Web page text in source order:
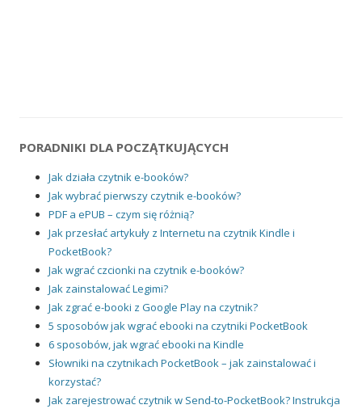
PORADNIKI DLA POCZĄTKUJĄCYCH
Jak działa czytnik e-booków?
Jak wybrać pierwszy czytnik e-booków?
PDF a ePUB – czym się różnią?
Jak przesłać artykuły z Internetu na czytnik Kindle i
PocketBook?
Jak wgrać czcionki na czytnik e-booków?
Jak zainstalować Legimi?
Jak zgrać e-booki z Google Play na czytnik?
5 sposobów jak wgrać ebooki na czytniki PocketBook
6 sposobów, jak wgrać ebooki na Kindle
Słowniki na czytnikach PocketBook – jak zainstalować i
korzystać?
Jak zarejestrować czytnik w Send-to-PocketBook? Instrukcja